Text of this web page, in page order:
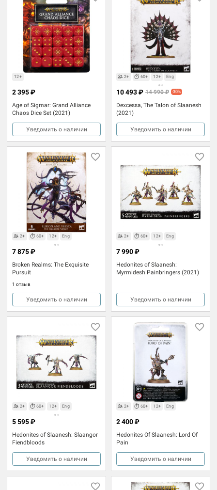
12+
Age of Sigmar: Grand Alliance
Chaos Dice Set (2021)
2 395 ₽
Уведомить о наличии
2+ 60+ 12+ Eng
Dexcessa, The Talon of Slaanesh
(2021)
10 493 ₽ 14 990 ₽ -30%
Уведомить о наличии
2+ 60+ 12+ Eng
Broken Realms: The Exquisite
Pursuit
1 отзыв
7 875 ₽
Уведомить о наличии
2+ 60+ 12+ Eng
Hedonites of Slaanesh:
Myrmidesh Painbringers (2021)
7 990 ₽
Уведомить о наличии
2+ 60+ 12+ Eng
Hedonites of Slaanesh: Slaangor
Fiendbloods
5 595 ₽
Уведомить о наличии
2+ 60+ 12+ Eng
Hedonites Of Slaanesh: Lord Of
Pain
2 400 ₽
Уведомить о наличии